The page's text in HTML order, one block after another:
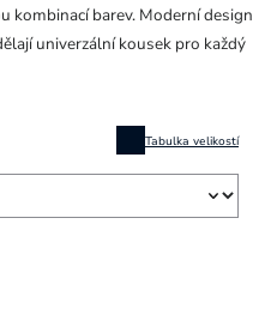
Tabulka velikostí
kombinací barev. Moderní design
univerzální kousek pro každý